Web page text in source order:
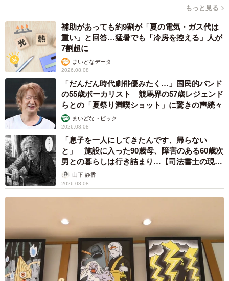
もっと見る
補助があっても約9割が「夏の電気・ガス代は
重い」と回答…猛暑でも「冷房を控える」人が
7割超に
まいどなデータ
2026.08.08
「だんだん時代劇俳優みたく…」国民的バンド
の55歳ボーカリスト 競馬界の57歳レジェンド
らとの「夏祭り満喫ショット」に驚きの声続々
まいどなトピック
2026.08.08
「息子を一人にしてきたんです、帰らない
と」 施設に入った90歳母、障害のある60歳次
男との暮らしは行き詰まり…【司法書士の現場
から】山下 静香
2026.08.08